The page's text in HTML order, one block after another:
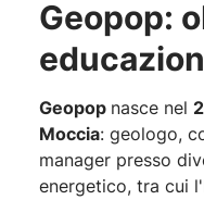
Geopop:
Geopop nasce nel
Moccia: geologo,
manager presso
energetico, tra cui